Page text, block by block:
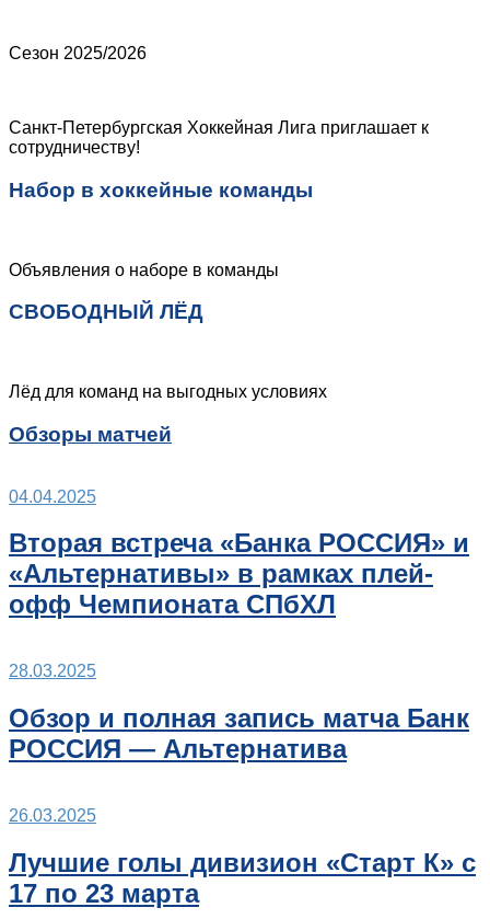
Сезон 2025/2026
Санкт-Петербургская Хоккейная Лига приглашает к
сотрудничеству!
Набор в хоккейные команды
Объявления о наборе в команды
СВОБОДНЫЙ ЛЁД
Лёд для команд на выгодных условиях
Обзоры матчей
04.04.2025
Вторая встреча «Банка РОССИЯ» и
«Альтернативы» в рамках плей-
офф Чемпионата СПбХЛ
28.03.2025
Обзор и полная запись матча Банк
РОССИЯ — Альтернатива
26.03.2025
Лучшие голы дивизион «Старт К» с
17 по 23 марта